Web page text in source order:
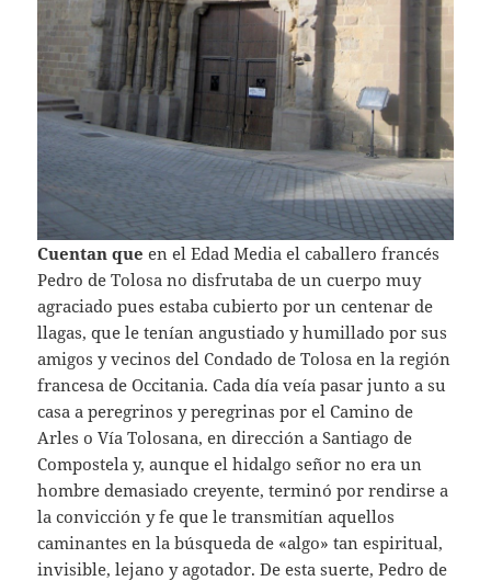
Cuentan que en el Edad Media el caballero francés
Pedro de Tolosa no disfrutaba de un cuerpo muy
agraciado pues estaba cubierto por un centenar de
llagas, que le tenían angustiado y humillado por sus
amigos y vecinos del Condado de Tolosa en la región
francesa de Occitania. Cada día veía pasar junto a su
casa a peregrinos y peregrinas por el Camino de
Arles o Vía Tolosana, en dirección a Santiago de
Compostela y, aunque el hidalgo señor no era un
hombre demasiado creyente, terminó por rendirse a
la convicción y fe que le transmitían aquellos
caminantes en la búsqueda de «algo» tan espiritual,
invisible, lejano y agotador. De esta suerte, Pedro de